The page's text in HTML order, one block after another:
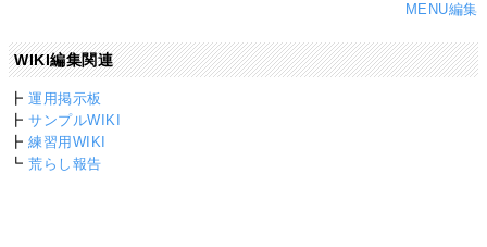
MENU編集
WIKI編集関連
┣運用掲示板
┣サンプルWIKI
┣練習用WIKI
┗荒らし報告